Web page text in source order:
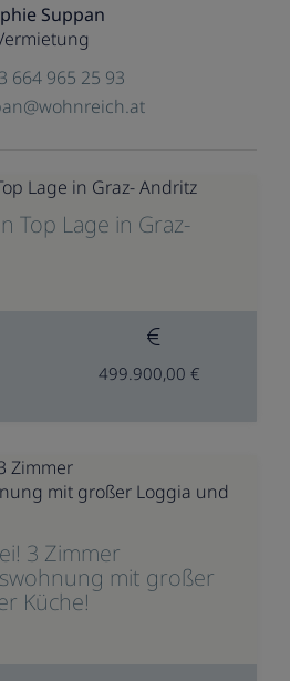
Suppan
664 965 25 93
Top Lage in Graz-
499.900,00 €
3 Zimmer
mit großer
Küche!